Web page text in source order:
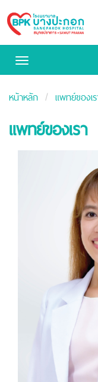
Bangpakok
Hospital
Toggle
หน้าหลัก แพทย์ของเ
แพทย์ของเรา